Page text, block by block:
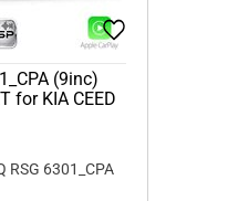
(9inc)
for KIA CEED
RSG 6301_CPA